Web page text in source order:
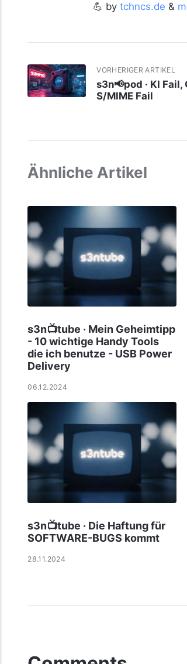
💪 by tchncs.de &
VORHERIGER ARTIKEL
s3n📢pod · KI Fail,
S/MIME Fail
Ähnliche Artikel
s3n📺tube · Mein Geheimtipp
- 10 wichtige Handy Tools
die ich benutze - USB Power
Delivery
06.12.2024
s3n📺tube · Die Haftung für
SOFTWARE-BUGS kommt
28.11.2024